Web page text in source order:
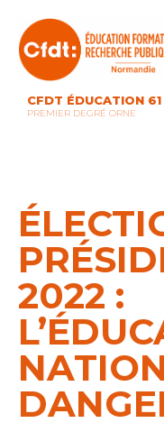
content
CFDT ÉDUCATION 61
PREMIER DEGRÉ ORNE
2022 :